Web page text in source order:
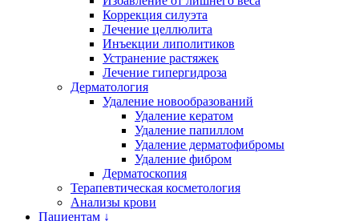
Коррекция силуэта
Лечение целлюлита
Инъекции липолитиков
Устранение растяжек
Лечение гипергидроза
Дерматология
Удаление новообразований
Удаление кератом
Удаление папиллом
Удаление дерматофибромы
Удаление фибром
Дерматоскопия
Терапевтическая косметология
Анализы крови
Пациентам ↓